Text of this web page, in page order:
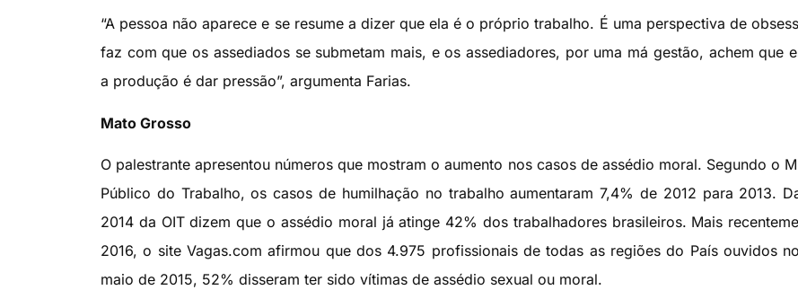
“A pessoa não aparece e se resume a dizer que ela é o próprio trabalho. É uma perspectiva de
faz com que os assediados se submetam mais, e os assediadores, por uma má gestão, achem que
a produção é dar pressão”, argumenta Farias.
Mato Grosso
O palestrante apresentou números que mostram o aumento nos casos de assédio moral. Segundo o
Público do Trabalho, os casos de humilhação no trabalho aumentaram 7,4% de 2012 para 2013.
2014 da OIT dizem que o assédio moral já atinge 42% dos trabalhadores brasileiros. Mais
2016, o site Vagas.com afirmou que dos 4.975 profissionais de todas as regiões do País ouvidos
maio de 2015, 52% disseram ter sido vítimas de assédio sexual ou moral.